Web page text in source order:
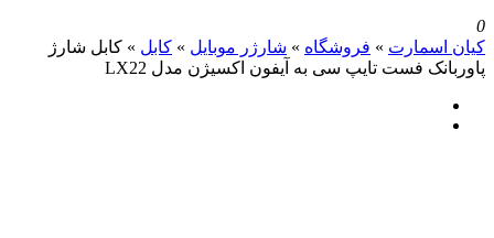
0
کیان اسمارت » فروشگاه » شارژر موبایل » کابل » کابل شارژ
پاوربانک فست تایپ سی به آیفون اکسیژن مدل LX22